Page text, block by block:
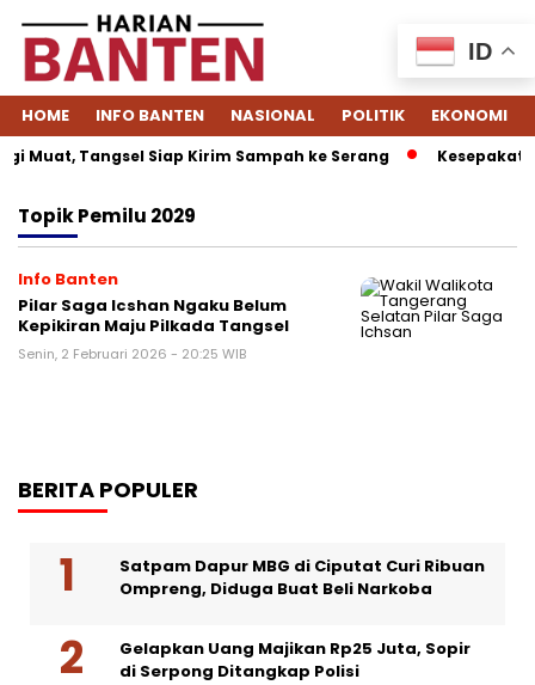
HOME INFO BANTEN NASIONAL POLITIK EKONOMI
Muat, Tangsel Siap Kirim Sampah ke Serang
TopikPemilu 2029
Info Banten
Pilar Saga Icshan Ngaku Belum
Kepikiran Maju Pilkada Tangsel
Senin, 2 Februari 2026 - 20:25 WIB
BERITA POPULER
Satpam Dapur MBG di Ciputat Curi Ribuan
Ompreng, Diduga Buat Beli Narkoba
Gelapkan Uang Majikan Rp25 Juta, Sopir
di Serpong Ditangkap Polisi
ID